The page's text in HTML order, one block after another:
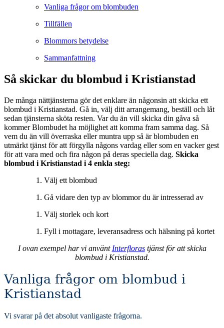
Vanliga frågor om blombuden
Tillfällen
Blommors betydelse
Sammanfattning
Så skickar du blombud i Kristianstad
De många nättjänsterna gör det enklare än någonsin att skicka ett
blombud i Kristianstad. Gå in, välj ditt arrangemang, beställ och låt
sedan tjänsterna sköta resten. Var du än vill skicka din gåva så
kommer Blombudet ha möjlighet att komma fram samma dag. Så
vem du än vill överraska eller muntra upp så är blombuden en
utmärkt tjänst för att förgylla någons vardag eller som en vacker gest
för att vara med och fira någon på deras speciella dag. Skicka
blombud i Kristianstad i 4 enkla steg:
Välj ett blombud
Gå vidare den typ av blommor du är intresserad av
Välj storlek och kort
Fyll i mottagare, leveransadress och hälsning på kortet
I ovan exempel har vi använt Interflorastjänst för att skicka
blombud i Kristianstad.
Vanliga frågor om blombud i
Kristianstad
Vi svarar på det absolut vanligaste frågorna.